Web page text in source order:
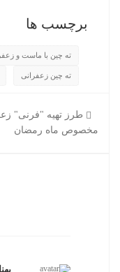
برچسب ها
ته چین با ماست و
ته چین زعفرانی
طرز تهیه "فرنی"
مخصوص ماه رمضان